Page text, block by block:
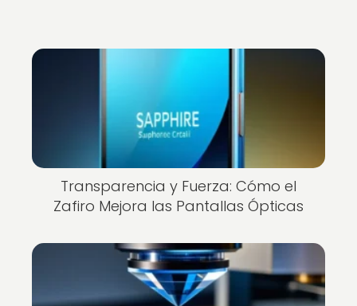
Transparencia y Fuerza: Cómo el
Zafiro Mejora las Pantallas Ópticas